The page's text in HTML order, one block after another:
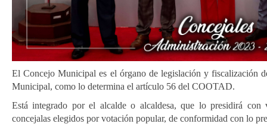
El Concejo Municipal es el órgano de legislación y fiscalización
Municipal, como lo determina el artículo 56 del COOTAD.
Está integrado por el alcalde o alcaldesa, que lo presidirá
concejalas elegidos por votación popular, de conformidad con lo